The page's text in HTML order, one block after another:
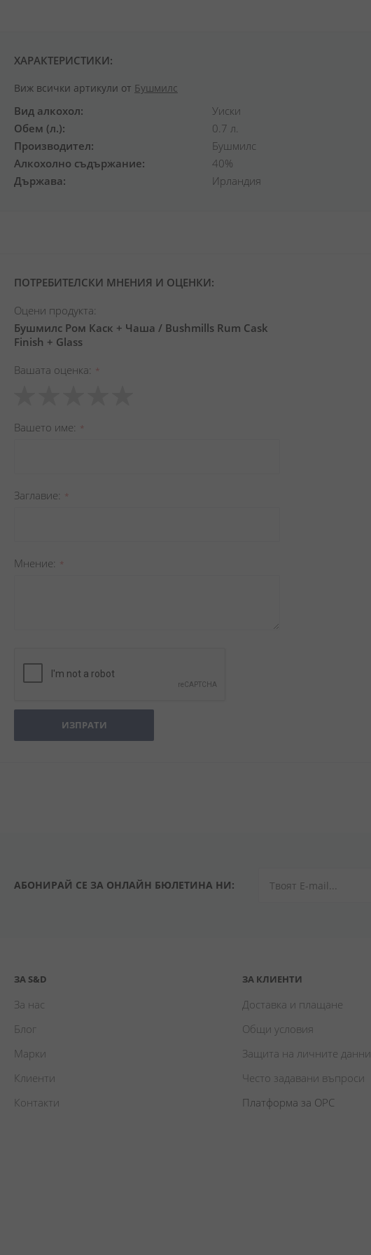
ХАРАКТЕРИСТИКИ:
Виж всички артикули от Бушмилс
Вид алкохол
Уиски
Обем (л.)
0.7 л.
Производител
Бушмилс
Алкохолно съдържание
40%
Държава
Ирландия
ПОТРЕБИТЕЛСКИ МНЕНИЯ И ОЦЕНКИ:
Оцени продукта:
Бушмилс Ром Каск + Чаша / Bushmills Rum Cask
Finish + Glass
Вашата оценка
star
stars
stars
stars
stars
Вашето име
Заглавиe
Мнение
ИЗПРАТИ
АБОНИРАЙ СЕ ЗА ОНЛАЙН БЮЛЕТИНА НИ:
ЗА S&D
За нас
Блог
Марки
Клиенти
Контакти
ЗА КЛИЕНТИ
Доставка и плащане
Общи условия
Защита на личните данни
Често задавани въпроси
Платформа за ОРС